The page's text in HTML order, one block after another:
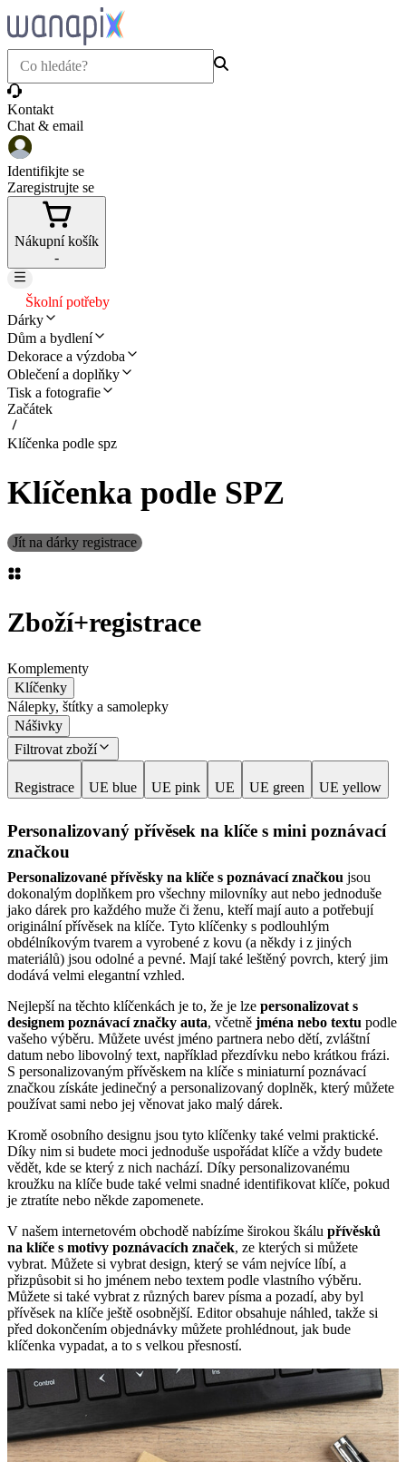
Kontakt
Chat & email
Identifikjte se
Zaregistrujte se
Nákupní košík
-
Školní potřeby
Dárky
Dům a bydlení
Dekorace a výzdoba
Oblečení a doplňky
Tisk a fotografie
Začátek
Klíčenka podle spz
Klíčenka podle SPZ
Jít na dárky registrace
Zboží+registrace
Komplementy
Klíčenky
Nálepky, štítky a samolepky
Nášivky
Filtrovat zboží
Registrace UE blue UE pink UE UE green UE yellow
Personalizovaný přívěsek na klíče s mini poznávací
značkou
Personalizované přívěsky na klíče s poznávací značkou jsou
dokonalým doplňkem pro všechny milovníky aut nebo jednoduše
jako dárek pro každého muže či ženu, kteří mají auto a potřebují
originální přívěsek na klíče. Tyto klíčenky s podlouhlým
obdélníkovým tvarem a vyrobené z kovu (a někdy i z jiných
materiálů) jsou odolné a pevné. Mají také leštěný povrch, který jim
dodává velmi elegantní vzhled.
Nejlepší na těchto klíčenkách je to, že je lze personalizovat s
designem poznávací značky auta, včetně jména nebo textu podle
vašeho výběru. Můžete uvést jméno partnera nebo dětí, zvláštní
datum nebo libovolný text, například přezdívku nebo krátkou frázi.
S personalizovaným přívěskem na klíče s miniaturní poznávací
značkou získáte jedinečný a personalizovaný doplněk, který můžete
používat sami nebo jej věnovat jako malý dárek.
Kromě osobního designu jsou tyto klíčenky také velmi praktické.
Díky nim si budete moci jednoduše uspořádat klíče a vždy budete
vědět, kde se který z nich nachází. Díky personalizovanému
kroužku na klíče bude také velmi snadné identifikovat klíče, pokud
je ztratíte nebo někde zapomenete.
V našem internetovém obchodě nabízíme širokou škálu přívěsků
na klíče s motivy poznávacích značek, ze kterých si můžete
vybrat. Můžete si vybrat design, který se vám nejvíce líbí, a
přizpůsobit si ho jménem nebo textem podle vlastního výběru.
Můžete si také vybrat z různých barev písma a pozadí, aby byl
přívěsek na klíče ještě osobnější. Editor obsahuje náhled, takže si
před dokončením objednávky můžete prohlédnout, jak bude
klíčenka vypadat, a to s velkou přesností.